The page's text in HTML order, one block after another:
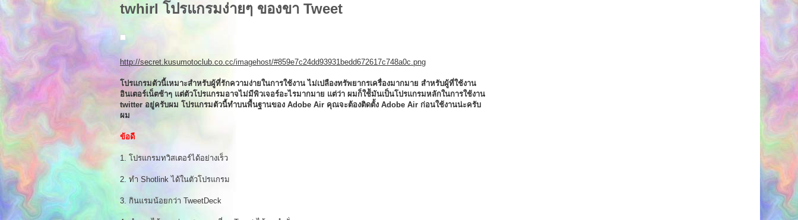
twhirl โปรแกรมง่ายๆ ของขา Tweet
http://secret.kusumotoclub.co.cc/imagehost/#859e7c24dd93931bedd672617c748a0c.png
โปรแกรมตัวนี้เหมาะสำหรับผู้ที่รักความง่ายในการใช้งาน ไม่เปลืองทรัพยากรเครื่องมากมาย สำหรับผู้ที่ใช้งาน
อินเตอร์เน็ตช้าๆ แต่ตัวโปรแกรมอาจไม่มีพิวเจอร์อะไรมากมาย แต่ว่า ผมก็ใช้ัมันเป็นโปรแกรมหลักในการใช้งาน
twitter อยู่ครับผม โปรแกรมตัวนี้ทำบนพื้นฐานของ Adobe Air คุณจะต้องติดตั้ง Adobe Air ก่อนใช้งานน่ะครับ
ผม
ข้อดี
1. โปรแกรมทวิสเตอร์ได้อย่างเร็ว
2. ทำ Shotlink ได้ในตัวโปรแกรม
3. กินแรมน้อยกว่า TweetDeck